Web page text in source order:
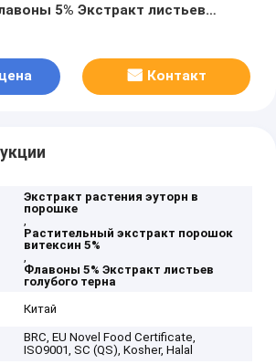
5% Экстракт листьев
Контакт
Экстракт растения эуторн в
порошке
,
Растительный экстракт порошок
витексин 5%
,
Флавоны 5% Экстракт листьев
голубого терна
Китай
BRC, EU Novel Food Certificate,
ISO9001, SC (QS), Kosher, Halal